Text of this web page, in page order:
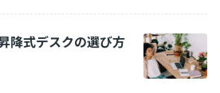
降式デスクの選び方